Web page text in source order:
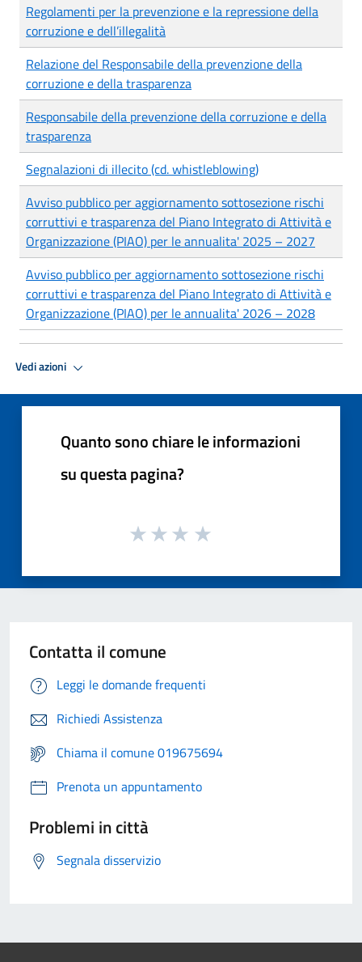
Regolamenti per la prevenzione e la repressione della
corruzione e dell’illegalità
Relazione del Responsabile della prevenzione della
corruzione e della trasparenza
Responsabile della prevenzione della corruzione e della
trasparenza
Segnalazioni di illecito (cd. whistleblowing)
Avviso pubblico per aggiornamento sottosezione rischi
corruttivi e trasparenza del Piano Integrato di Attività e
Organizzazione (PIAO) per le annualita' 2025 – 2027
Avviso pubblico per aggiornamento sottosezione rischi
corruttivi e trasparenza del Piano Integrato di Attività e
Organizzazione (PIAO) per le annualita' 2026 – 2028
Vedi azioni
Quanto sono chiare le informazioni
su questa pagina?
Contatta il comune
Leggi le domande frequenti
Richiedi Assistenza
Chiama il comune 019675694
Prenota un appuntamento
Problemi in città
Segnala disservizio